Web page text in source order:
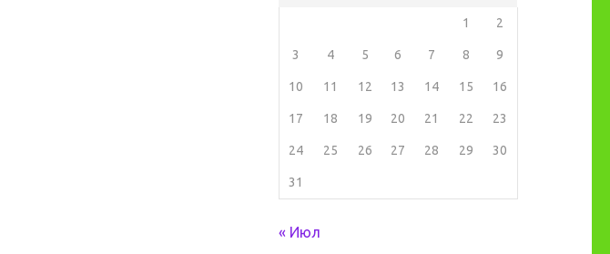
1 2
3 4 5 6 7 8 9
10 11 12 13 14 15 16
17 18 19 20 21 22 23
24 25 26 27 28 29 30
31
« Июл